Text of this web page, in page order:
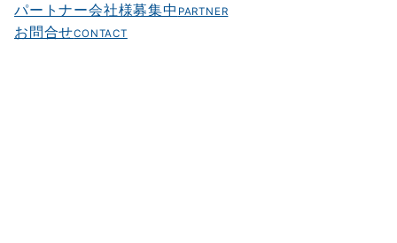
パートナー会社様募集中 PARTNER
お問合せCONTACT